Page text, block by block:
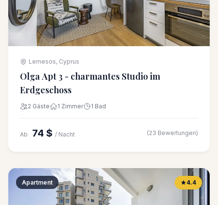
Lemesos, Cyprus
Olga Apt 3 - charmantes Studio im
Erdgeschoss
2 Gäste 1 Zimmer 1 Bad
Ab 74 $ / Nacht (23 Bewertungen)
Apartment 4.4